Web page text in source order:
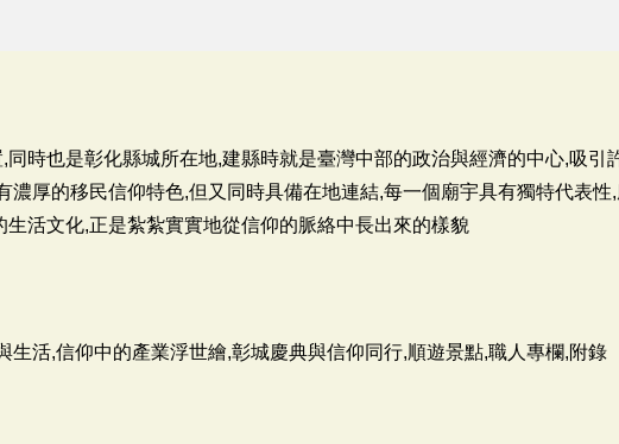
時也是彰化縣城所在地,建縣時就是臺灣中部的政治與經濟的中心,吸引
濃厚的移民信仰特色,但又同時具備在地連結,每一個廟宇具有獨特代表
活文化,正是紮紮實實地從信仰的脈絡中長出來的樣貌
生活,信仰中的產業浮世繪,彰城慶典與信仰同行,順遊景點,職人專欄,附錄